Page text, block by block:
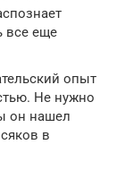
все еще
опыт
Не нужно
он нашел
в